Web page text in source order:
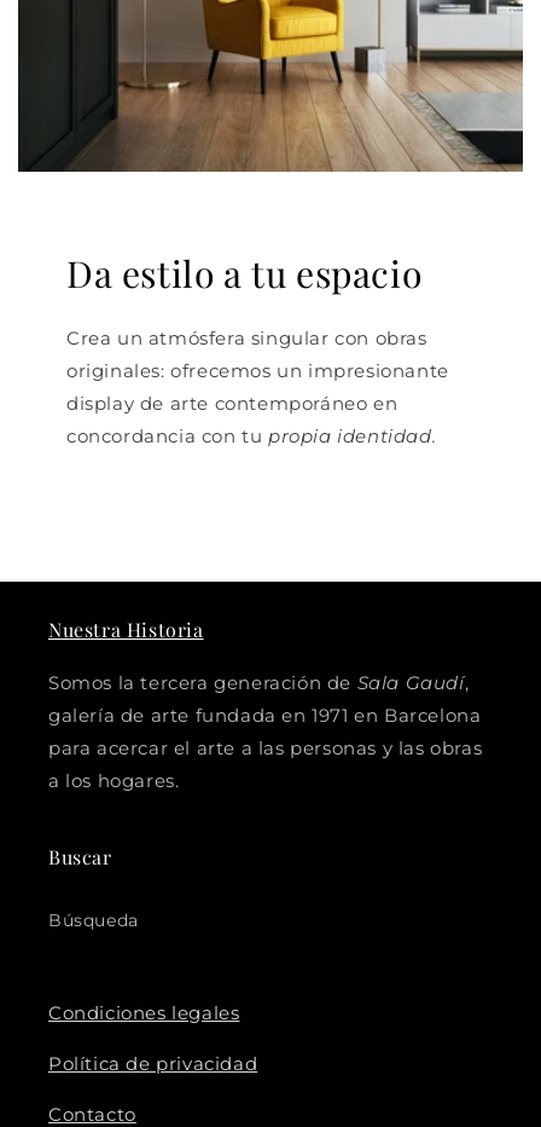
Da estilo a tu espacio
Crea un atmósfera singular con obras
originales: ofrecemos un impresionante
display de arte contemporáneo en
concordancia con tu propia identidad.
Nuestra Historia
Somos la tercera generación de Sala Gaudí,
galería de arte fundada en 1971 en Barcelona
para acercar el arte a las personas y las obras
a los hogares.
Buscar
Búsqueda
Condiciones legales
Política de privacidad
Contacto